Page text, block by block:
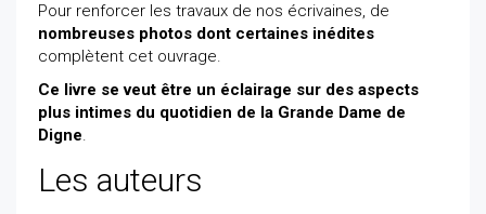
Pour renforcer les travaux de nos écrivaines, de
nombreuses photos dont certaines inédites
complètent cet ouvrage.
Ce livre se veut être un éclairage sur des aspects
plus intimes du quotidien de la Grande Dame de
Digne.
Les auteurs